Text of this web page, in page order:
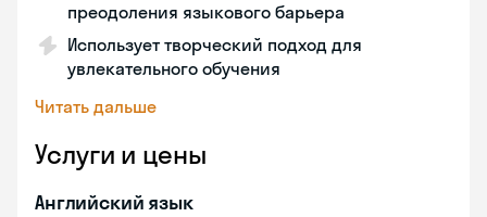
преодоления языкового барьера
Использует творческий подход для
увлекательного обучения
Читать дальше
Услуги и цены
Английский язык